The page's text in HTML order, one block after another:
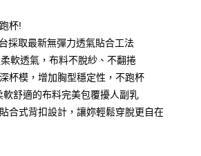
】
商品之後才付款」的支付方式。 讓您購物簡單
不需綁卡、不需儲值。
簡訊認證，即可結帳。
務後，再付款。
杯!
採取最新無彈力透氣貼合工法
軟透氣，布料不脫紗、不翻捲
杯模，增加胸型穩定性，不跑杯
舒適的布料完美包覆擾人副乳
合式背扣設計，讓妳輕鬆穿脫更自在